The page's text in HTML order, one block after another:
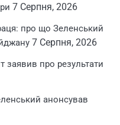
7 Серпня, 2026
про що Зеленський
7 Серпня, 2026
заявив про результати
анонсував